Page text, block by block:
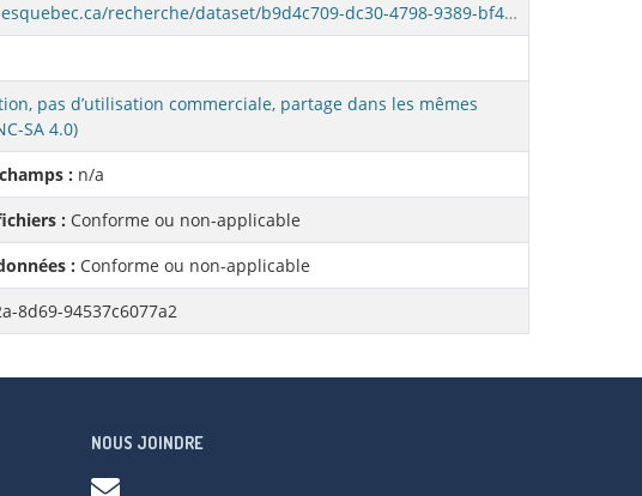
https://www.donneesquebec.ca/recherche/dataset/b9d4c709-dc30-4798-9389-bf4b6af5d1ad/resource/0536408b-75ee-4c2a-8d69-94537c6077a2/download/cmquebec-objetsautres-2021.gpkg
pas d’utilisation commerciale, partage dans les mêmes
SA 4.0)
: n/a
: Conforme ou non-applicable
: Conforme ou non-applicable
8d69-94537c6077a2
NOUS JOINDRE